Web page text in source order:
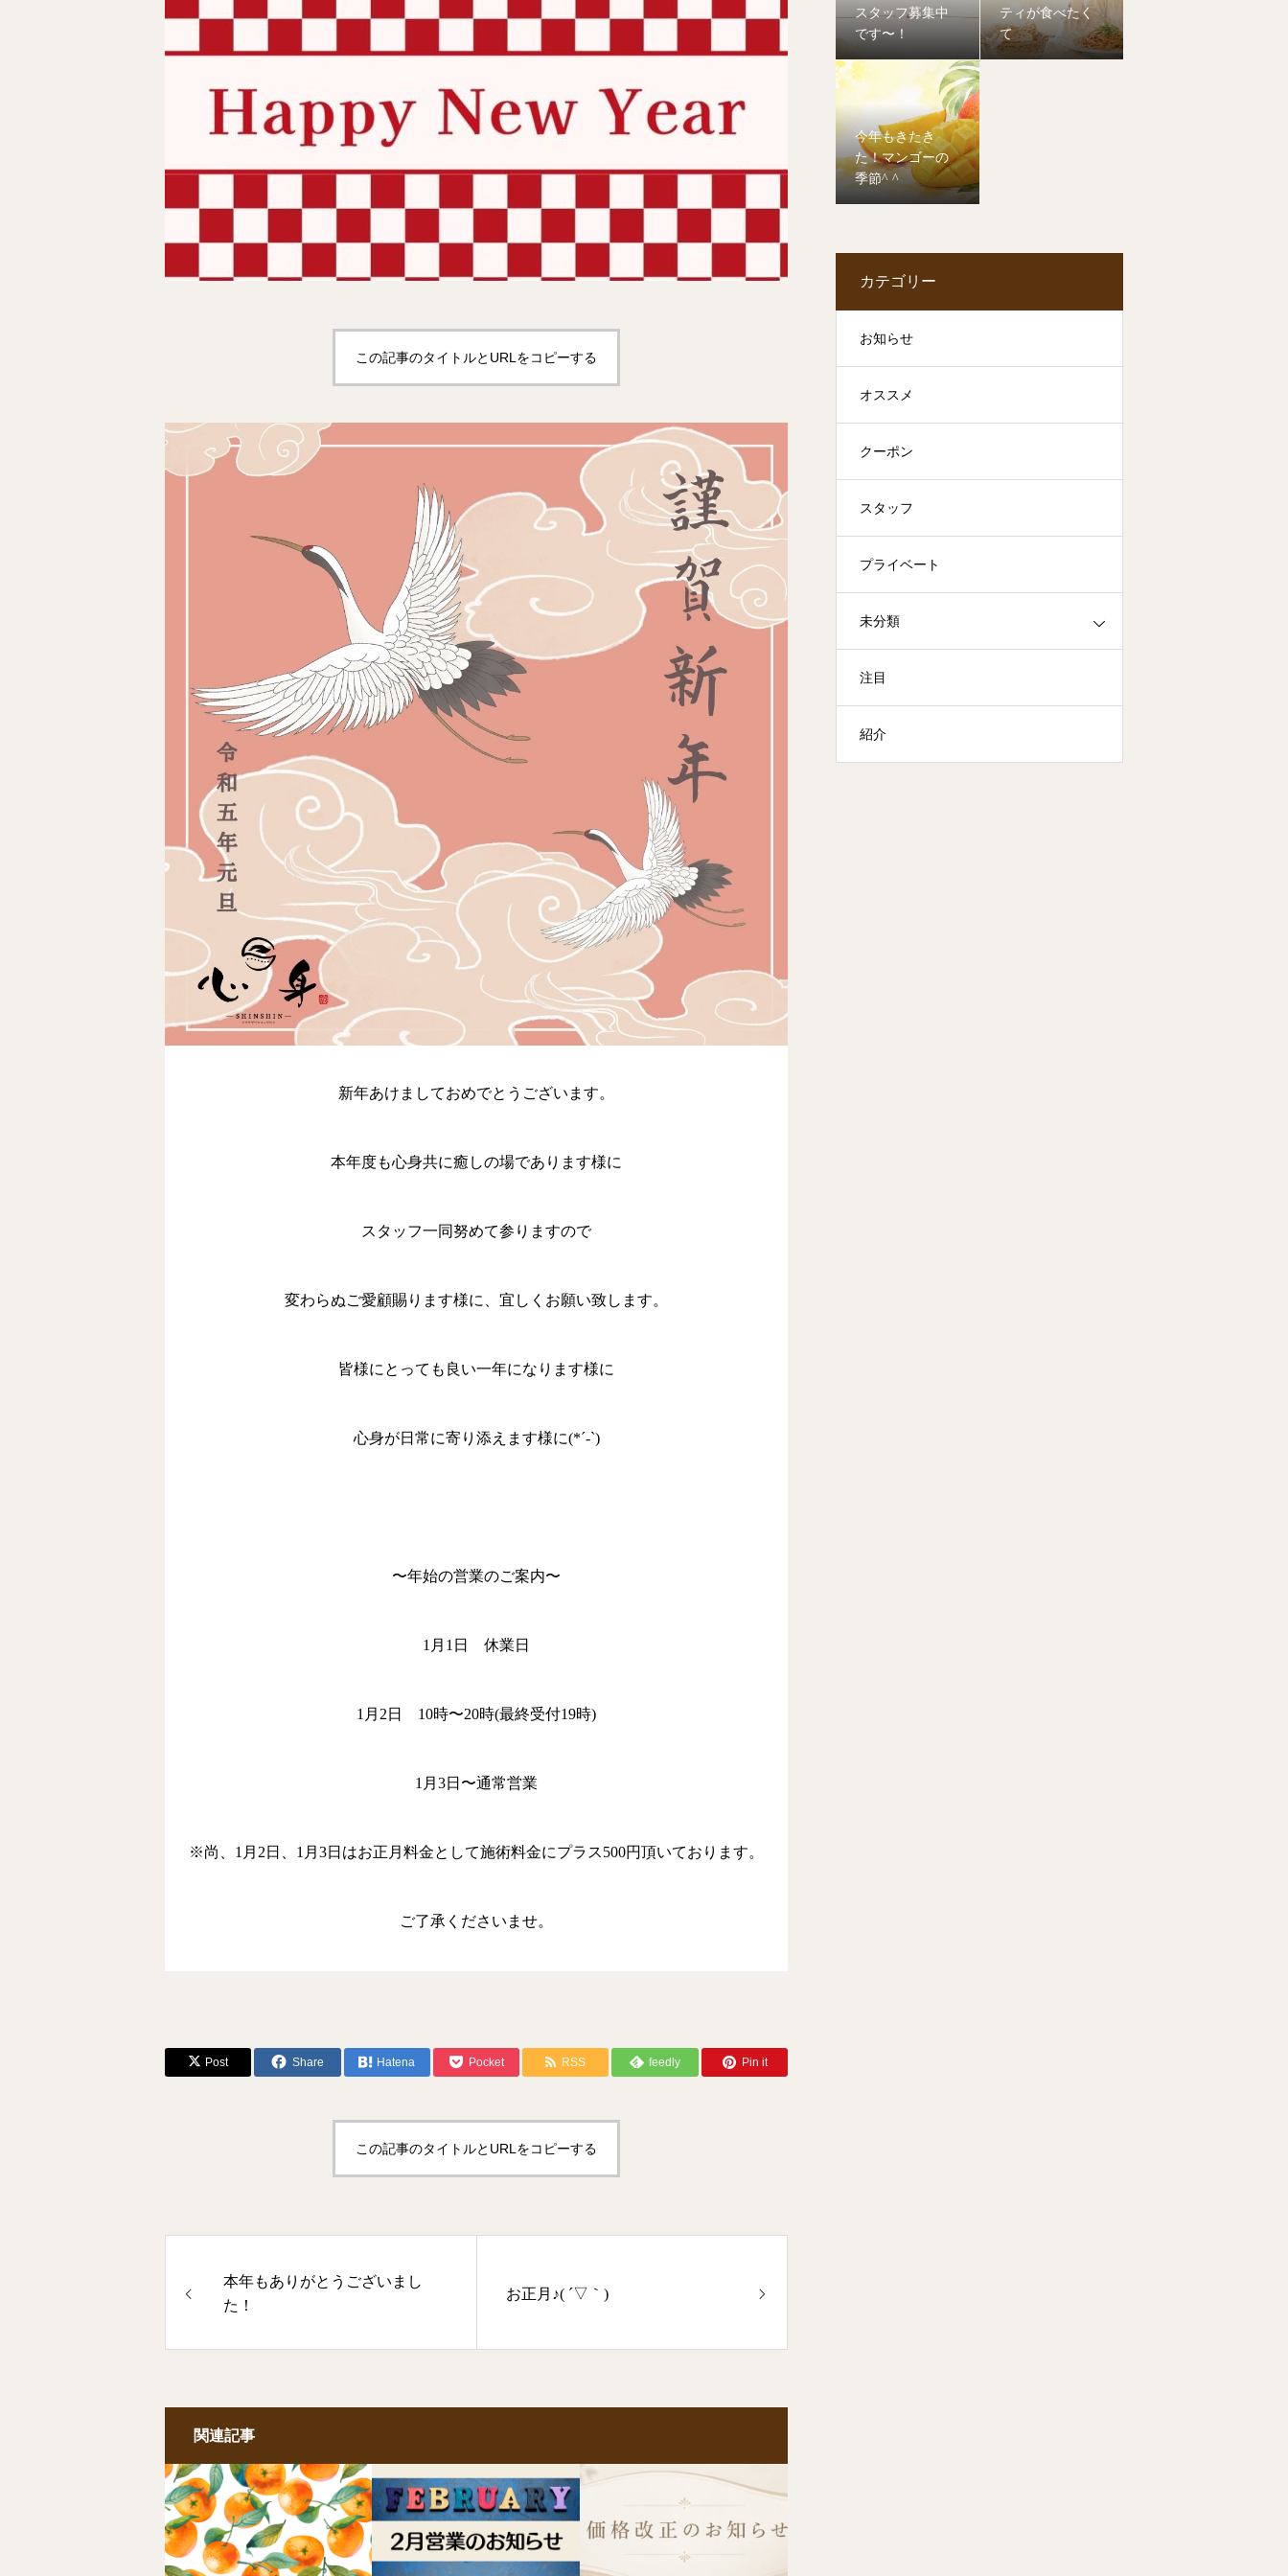
この記事のタイトルとURLをコピーする
新年あけましておめでとうございます。
本年度も心身共に癒しの場であります様に
スタッフ一同努めて参りますので
変わらぬご愛顧賜ります様に、宜しくお願い致します。
皆様にとっても良い一年になります様に
心身が日常に寄り添えます様に(*´-`)
〜年始の営業のご案内〜
1 月 1 日 休業日
1 月 2 日 10時〜20時(最終受付19時)
1 月 3日〜通常営業
※尚、 1 月 2 日、 1 月 3日はお正月料金として施術料金にプラス500円頂いております。
ご了承くださいませ。
Post Share Hatena Pocket RSS feedly Pin it
この記事のタイトルとURLをコピーする
本年もありがとうございまし
た！
お正月♪( ´▽｀)
関連記事
スタッフ募集中
です〜！
ティが食べたく
て
今年もきたき
た！マンゴーの
季節^ ^
カテゴリー
お知らせ
オススメ
クーポン
スタッフ
プライベート
未分類
注目
紹介